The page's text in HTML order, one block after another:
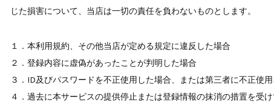
じた損害について、当店は一切の責任を負わないものとします。
１．本利用規約、その他当店が定める規定に違反した場合
２．登録内容に虚偽があったことが判明した場合
３．ID及びパスワードを不正使用した場合、または第三者に不正使
４．過去に本サービスの提供停止または登録情報の抹消の措置を受